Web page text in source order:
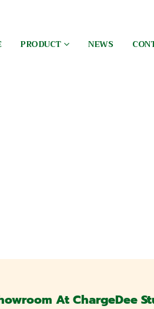
PRODUCT NEWS
At ChargeDee